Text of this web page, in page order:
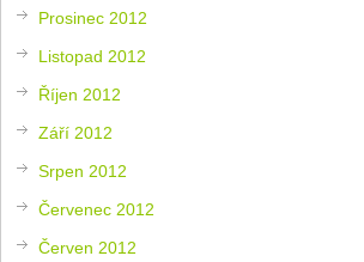
Prosinec 2012
Listopad 2012
Říjen 2012
Září 2012
Srpen 2012
Červenec 2012
Červen 2012